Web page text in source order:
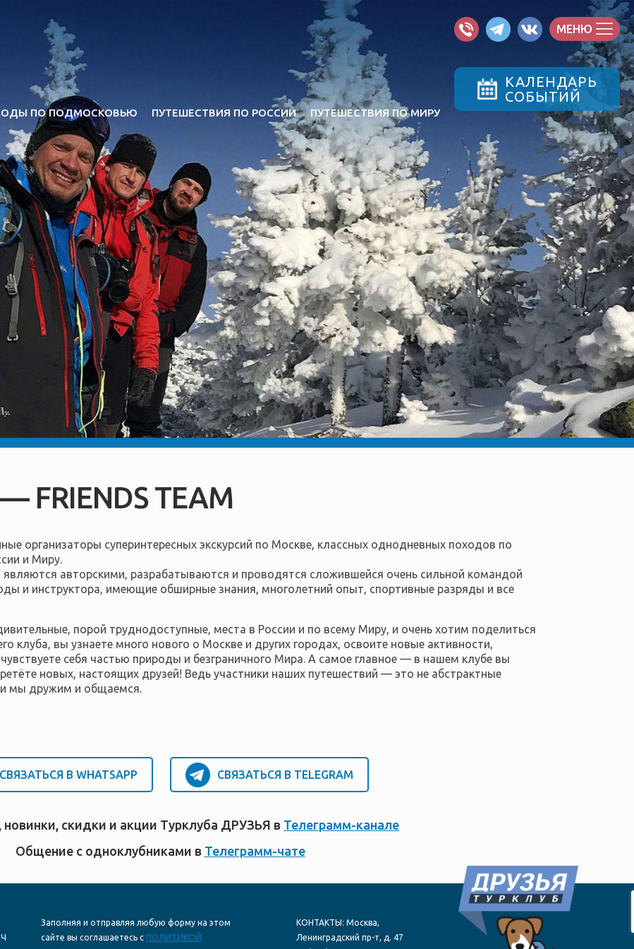
ПО ПОДМОСКОВЬЮ ПУТЕШЕСТВИЯ ПО РОССИИ ПУТЕШЕСТВИЯ ПО МИРУ
МЕНЮ
КАЛЕНДАРЬ
СОБЫТИЙ
FRIENDS TEAM
организаторы суперинтересных экскурсий по Москве, классных однодневных походов по
и Миру.
авторскими, разрабатываются и проводятся сложившейся очень сильной командой
и инструктора, имеющие обширные знания, многолетний опыт, спортивные разряды и все
порой труднодоступные, места в России и по всему Миру, и очень хотим поделиться
клуба, вы узнаете много нового о Москве и других городах, освоите новые активности,
себя частью природы и безграничного Мира. А самое главное — в нашем клубе вы
новых, настоящих друзей! Ведь участники наших путешествий — это не абстрактные
мы дружим и общаемся.
СВЯЗАТЬСЯ В WHATSAPP СВЯЗАТЬСЯ В TELEGRAM
новинки, скидки и акции Турклуба ДРУЗЬЯ в Телеграмм-канале
Общение с одноклубниками в Телеграмм-чате
Заполняя и отправляя любую форму на этом
сайте вы соглашаетесь с ПОЛИТИКОЙ
КОНТАКТЫ: Москва,
Ленинградский пр-т, д. 47